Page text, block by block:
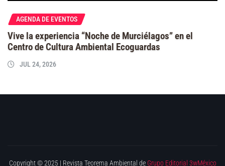
AGENDA DE EVENTOS
Vive la experiencia “Noche de Murciélagos” en el
Centro de Cultura Ambiental Ecoguardas
JUL 24, 2026
Copyright © 2025 | Revista Teorema Ambiental de Grupo Editorial 3wMéxico